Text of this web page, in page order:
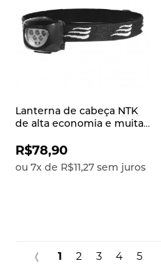
Lanterna de cabeça NTK
de alta economia e muita
LEDs de 15 lúmens
Dragster
R$78,90
ou7x de R$11,27 sem juros
1 2 3 4 5